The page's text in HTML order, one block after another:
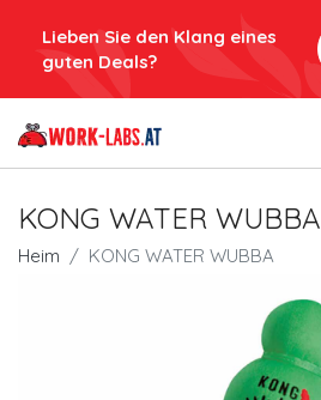
Lieben Sie den Klang eines
guten Deals?
KONG WATER WUBBA
Heim KONG WATER WUBBA